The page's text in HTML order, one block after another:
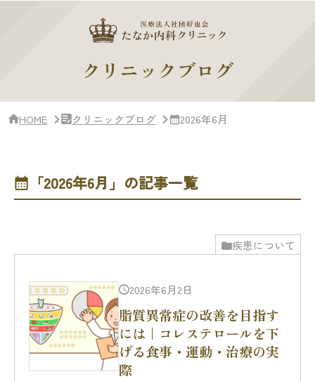
クリニックブログ
HOME クリニックブログ 2026年6月
「2026年6月」の記事一覧
疾患について
2026年6月2日
脂質異常症の改善を目指す
には｜コレステロールを下
げる食事・運動・治療の実
際